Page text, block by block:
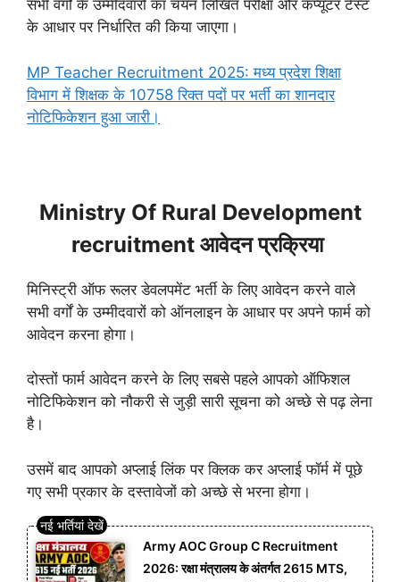
सभी वर्गों के उम्मीदवारों का चयन लिखित परीक्षा और कंप्यूटर टेस्ट
के आधार पर निर्धारित की किया जाएगा।
MP Teacher Recruitment 2025: मध्य प्रदेश शिक्षा
विभाग में शिक्षक के 10758 रिक्त पदों पर भर्ती का शानदार
नोटिफिकेशन हुआ जारी।
Ministry Of Rural Development
recruitment आवेदन प्रक्रिया
मिनिस्ट्री ऑफ रूलर डेवलपमेंट भर्ती के लिए आवेदन करने वाले
सभी वर्गों के उम्मीदवारों को ऑनलाइन के आधार पर अपने फार्म को
आवेदन करना होगा।
दोस्तों फार्म आवेदन करने के लिए सबसे पहले आपको ऑफिशल
नोटिफिकेशन को नौकरी से जुड़ी सारी सूचना को अच्छे से पढ़ लेना
है।
उसमें बाद आपको अप्लाई लिंक पर क्लिक कर अप्लाई फॉर्म में पूछे
गए सभी प्रकार के दस्तावेजों को अच्छे से भरना होगा।
Army AOC Group C Recruitment
2026: रक्षा मंत्रालय के अंतर्गत 2615 MTS,